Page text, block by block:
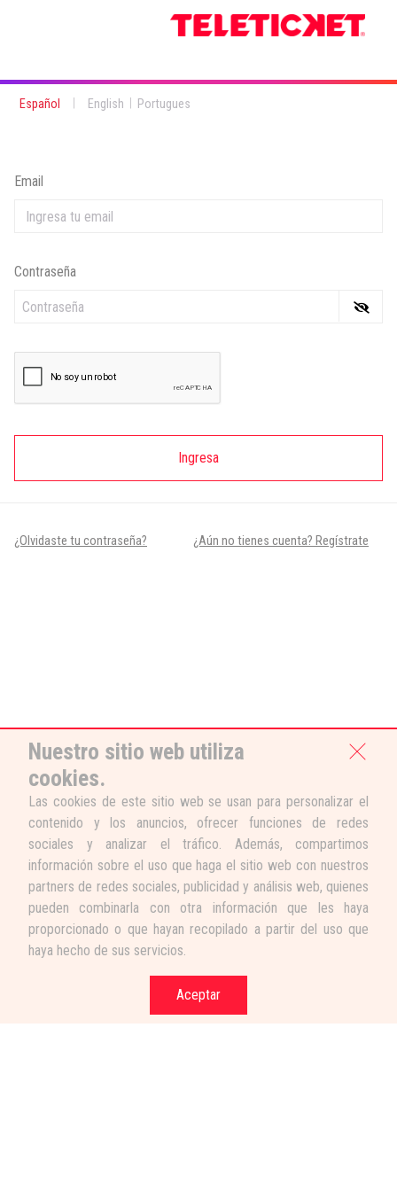
Español English Portugues
Email
Contraseña
Ingresa
¿Olvidaste tu contraseña? ¿Aún no tienes cuenta? Regístrate
Nuestro sitio web utiliza
cookies.
Las cookies de este sitio web se usan para personalizar el
contenido y los anuncios, ofrecer funciones de redes
sociales y analizar el tráfico. Además, compartimos
información sobre el uso que haga el sitio web con nuestros
partners de redes sociales, publicidad y análisis web, quienes
pueden combinarla con otra información que les haya
proporcionado o que hayan recopilado a partir del uso que
haya hecho de sus servicios.
Aceptar